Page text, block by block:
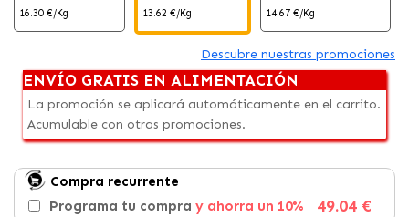
16.30 €/Kg 13.62 €/Kg 14.67 €/Kg
Descubre nuestras promociones
ENVÍO GRATIS EN ALIMENTACIÓN
La promoción se aplicará automáticamente en el carrito.
Acumulable con otras promociones.
Compra recurrente
Programa tu compra y ahorra un 10% 49.04 €